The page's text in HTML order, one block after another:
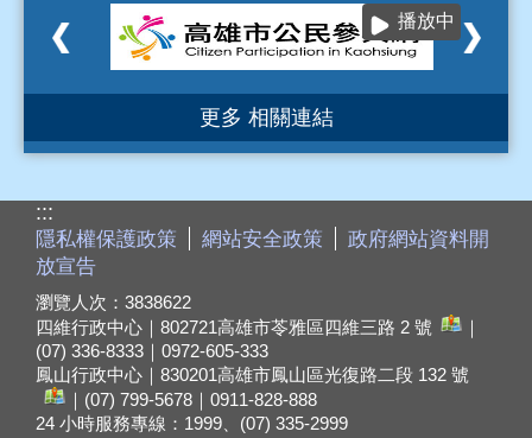
播放中
更多 相關連結
:::
隱私權保護政策 網站安全政策
政府網站資料開
放宣告
瀏覽人次： 3838622
四維行政中心｜802721高雄市苓雅區四維三路 2 號
｜
(07) 336-8333｜0972-605-333
鳳山行政中心｜830201高雄市鳳山區光復路二段 132 號
｜(07) 799-5678｜0911-828-888
24 小時服務專線：1999、(07) 335-2999